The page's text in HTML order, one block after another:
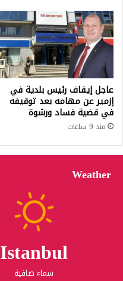
عاجل إيقاف رئيس بلدية في
إزمير عن مهامه بعد توقيفه
في قضية فساد ورشوة
منذ 9 ساعات
Weather
Istanbul
سماء صافية